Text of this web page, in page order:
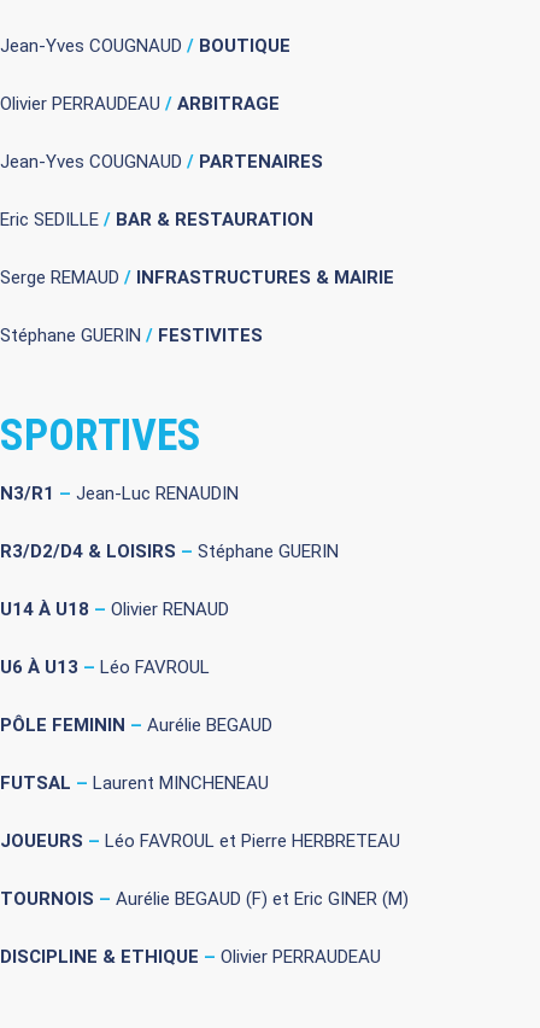
Jean-Yves COUGNAUD / BOUTIQUE
Olivier PERRAUDEAU / ARBITRAGE
Jean-Yves COUGNAUD / PARTENAIRES
Eric SEDILLE / BAR & RESTAURATION
Serge REMAUD / INFRASTRUCTURES & MAIRIE
Stéphane GUERIN / FESTIVITES
SPORTIVES
N3/R1 – Jean-Luc RENAUDIN
R3/D2/D4 & LOISIRS – Stéphane GUERIN
U14 À U18 – Olivier RENAUD
U6 À U13 – Léo FAVROUL
PÔLE FEMININ – Aurélie BEGAUD
FUTSAL – Laurent MINCHENEAU
JOUEURS – Léo FAVROUL et Pierre HERBRETEAU
TOURNOIS – Aurélie BEGAUD (F) et Eric GINER (M)
DISCIPLINE & ETHIQUE – Olivier PERRAUDEAU